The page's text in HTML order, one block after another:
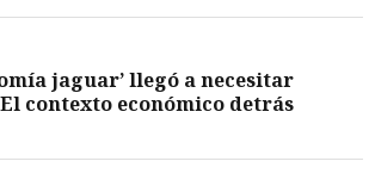
jaguar’ llegó a necesitar
contexto económico detrás